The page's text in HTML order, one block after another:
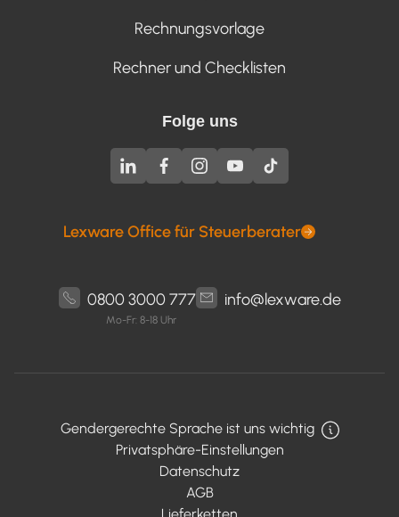
Rechnungsvorlage
Rechner und Checklisten
Folge uns
Lexware Office für Steuerberater
0800 3000 777
Mo-Fr: 8-18 Uhr
info@lexware.de
Privatsphäre-Einstellungen
Datenschutz
AGB
Gendergerechte Sprache ist uns wichtig